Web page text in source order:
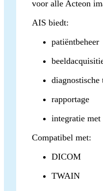
voor alle Acteon
AIS biedt:
patiëntbeheer
diagnostische
rapportage
integratie
Compatibel met:
DICOM
TWAIN